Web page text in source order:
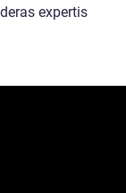
expertis